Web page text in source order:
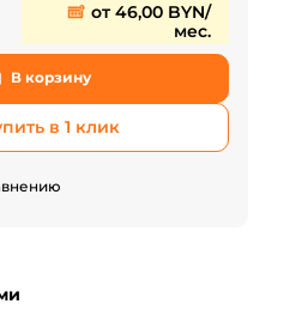
от 46,00 BYN/
мес.
В корзину
в 1 клик